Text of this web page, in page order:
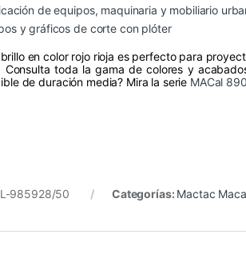
de equipos, maquinaria y mobiliario
y gráficos de corte con plóter
en color rojo rioja es perfecto para
Consulta toda la gama de colores y
de duración media? Mira la serie MACal
985928/50 Categorías: Mactac